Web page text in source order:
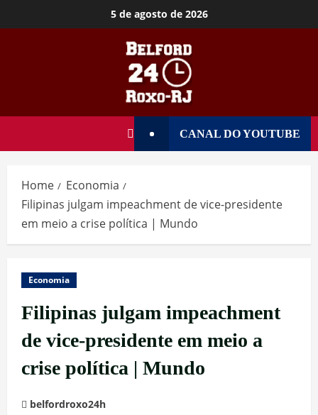
5 de agosto de 2026
CANAL DO YOUTUBE
Home
Economia
Filipinas julgam impeachment de vice-presidente
em meio a crise política | Mundo
Economia
Filipinas julgam impeachment
de vice-presidente em meio a
crise política | Mundo
belfordroxo24h